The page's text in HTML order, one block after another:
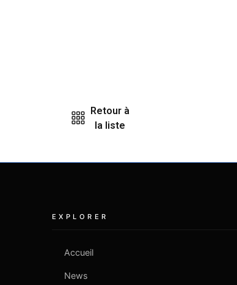
Retour à
la liste
EXPLORER
Accueil
News